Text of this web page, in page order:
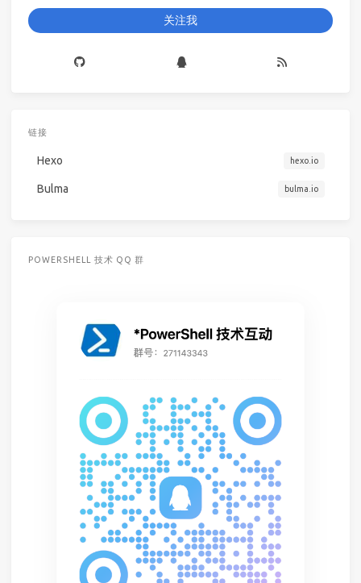
关注我
链接
Hexo hexo.io
Bulma bulma.io
POWERSHELL 技术 QQ 群